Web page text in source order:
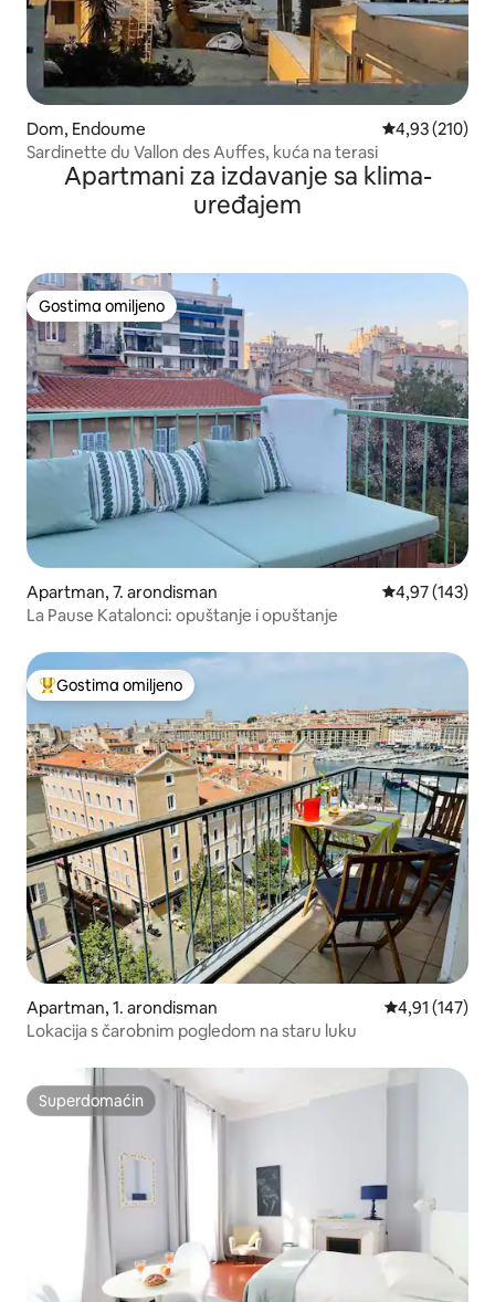
Dom, Endoume Prosečna
4,93 (210)
Sardinette du Vallon des Auffes, kuća na terasi
Apartmani za izdavanje sa klima-
uređajem
Gostima omiljeno
Gostima omiljeno
Apartman, 7. arondisman Prosečna
4,97 (143)
La Pause Katalonci: opuštanje i opuštanje
Najuspešniji među gostima omiljenim
Gostima omiljeno
Apartman, 1. arondisman Prosečna
4,91 (147)
Lokacija s čarobnim pogledom na staru luku
Superdomaćin
Superdomaćin